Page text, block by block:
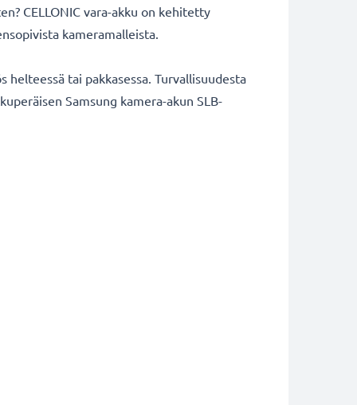
CELLONIC vara-akku on kehitetty
kameramalleista.
tai pakkasessa. Turvallisuudesta
Samsung kamera-akun SLB-